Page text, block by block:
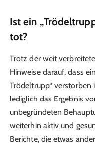
Ist ein
tot?
Trotz der weit
Hinweise darauf, dass
Trödeltrupp“ verstorben
lediglich das Ergebnis
unbegründeten
weiterhin aktiv und
Berichte, die etwas